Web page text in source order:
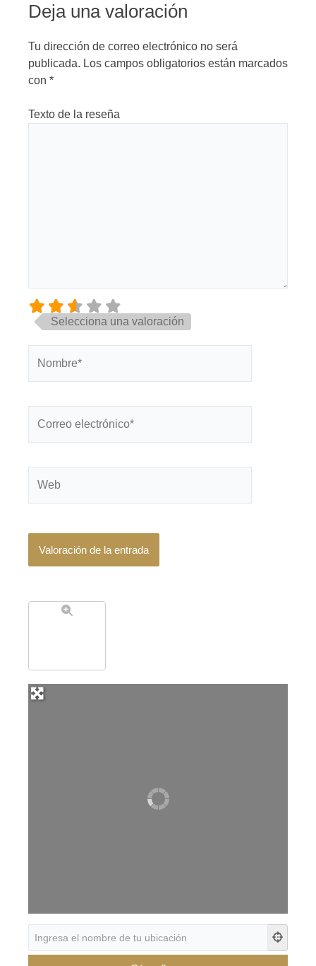
Deja una valoración
Tu dirección de correo electrónico no será
publicada. Los campos obligatorios están marcados
con *
Texto de la reseña
Selecciona una valoración
electrónico*